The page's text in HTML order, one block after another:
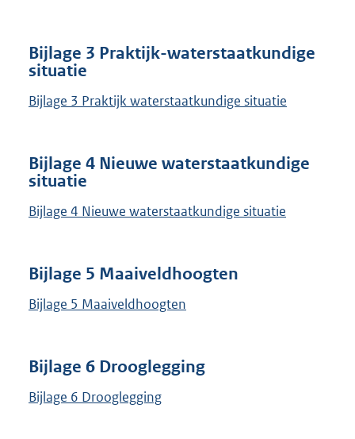
Bijlage 3 Praktijk-waterstaatkundige
situatie
Bijlage 3 Praktijk waterstaatkundige situatie
Bijlage 4 Nieuwe waterstaatkundige
situatie
Bijlage 4 Nieuwe waterstaatkundige situatie
Bijlage 5 Maaiveldhoogten
Bijlage 5 Maaiveldhoogten
Bijlage 6 Drooglegging
Bijlage 6 Drooglegging